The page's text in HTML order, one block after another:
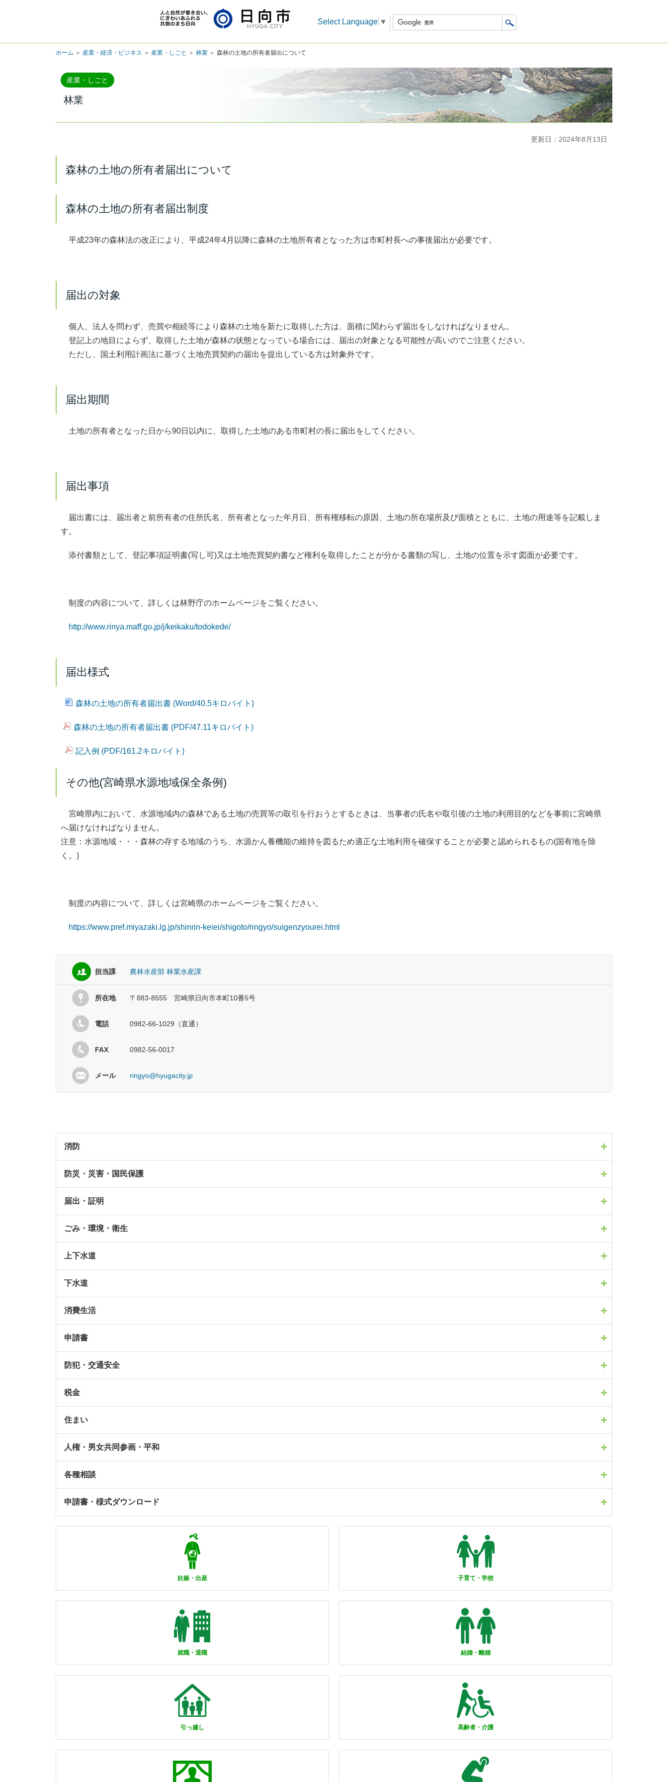
Select Language ▼
ホーム ＞ 産業・経済・ビジネス ＞ 産業・しごと ＞ 林業 ＞ 森林の土地の所有者届出について
産業・しごと
林業
更新日：2024年8月13日
森林の土地の所有者届出について
森林の土地の所有者届出制度
平成23年の森林法の改正により、平成24年4月以降に森林の土地所有者となった方は市町村長への事後届出が必要です。
届出の対象
個人、法人を問わず、売買や相続等により森林の土地を新たに取得した方は、面積に関わらず届出をしなければなりません。
登記上の地目によらず、取得した土地が森林の状態となっている場合には、届出の対象となる可能性が高いのでご注意ください。
ただし、国土利用計画法に基づく土地売買契約の届出を提出している方は対象外です。
届出期間
土地の所有者となった日から90日以内に、取得した土地のある市町村の長に届出をしてください。
届出事項
届出書には、届出者と前所有者の住所氏名、所有者となった年月日、所有権移転の原因、土地の所在場所及び面積とともに、土地の用途等を記載しま
す。
添付書類として、登記事項証明書(写し可)又は土地売買契約書など権利を取得したことが分かる書類の写し、土地の位置を示す図面が必要です。
制度の内容について、詳しくは林野庁のホームページをご覧ください。
http://www.rinya.maff.go.jp/j/keikaku/todokede/
届出様式
森林の土地の所有者届出書 (Word/40.5キロバイト)
森林の土地の所有者届出書 (PDF/47.11キロバイト)
記入例 (PDF/161.2キロバイト)
その他(宮崎県水源地域保全条例)
宮崎県内において、水源地域内の森林である土地の売買等の取引を行おうとするときは、当事者の氏名や取引後の土地の利用目的などを事前に宮崎県
へ届けなければなりません。
注意：水源地域・・・森林の存する地域のうち、水源かん養機能の維持を図るため適正な土地利用を確保することが必要と認められるもの(国有地を除
く。)
制度の内容について、詳しくは宮崎県のホームページをご覧ください。
https://www.pref.miyazaki.lg.jp/shinrin-keiei/shigoto/ringyo/suigenzyourei.html
担当課 農林水産部 林業水産課
所在地 〒883-8555 宮崎県日向市本町10番5号
電話 0982-66-1029（直通）
FAX 0982-56-0017
メール ringyo@hyugacity.jp
消防
防災・災害・国民保護
届出・証明
ごみ・環境・衛生
上下水道
下水道
消費生活
申請書
防犯・交通安全
税金
住まい
人権・男女共同参画・平和
各種相談
申請書・様式ダウンロード
妊娠・出産 子育て・学校
就職・退職 結婚・離婚
引っ越し 高齢者・介護